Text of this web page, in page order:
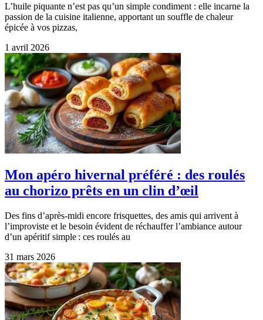
L’huile piquante n’est pas qu’un simple condiment : elle incarne la
passion de la cuisine italienne, apportant un souffle de chaleur
épicée à vos pizzas,
1 avril 2026
Mon apéro hivernal préféré : des roulés
au chorizo prêts en un clin d’œil
Des fins d’après-midi encore frisquettes, des amis qui arrivent à
l’improviste et le besoin évident de réchauffer l’ambiance autour
d’un apéritif simple : ces roulés au
31 mars 2026